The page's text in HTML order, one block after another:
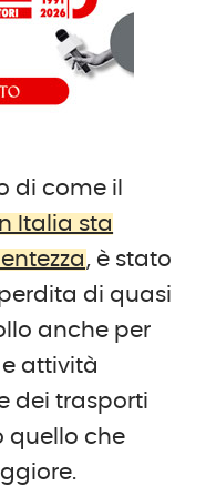
di come il
Italia sta
, è stato
di quasi
anche per
attività
dei trasporti
quello che